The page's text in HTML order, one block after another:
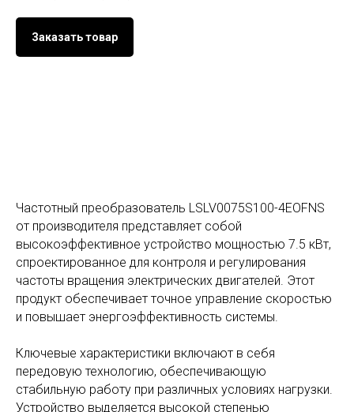
Заказать товар
Частотный преобразователь LSLV0075S100-4EOFNS
от производителя представляет собой
высокоэффективное устройство мощностью 7.5 кВт,
спроектированное для контроля и регулирования
частоты вращения электрических двигателей. Этот
продукт обеспечивает точное управление скоростью
и повышает энергоэффективность системы.
Ключевые характеристики включают в себя
передовую технологию, обеспечивающую
стабильную работу при различных условиях нагрузки.
Устройство выделяется высокой степенью